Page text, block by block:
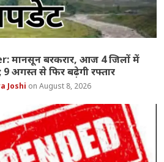
मानसून बरकरार, आज 4 जिलों में
9 अगस्त से फिर बढ़ेगी रफ्तार
Joshi August 8, 2026